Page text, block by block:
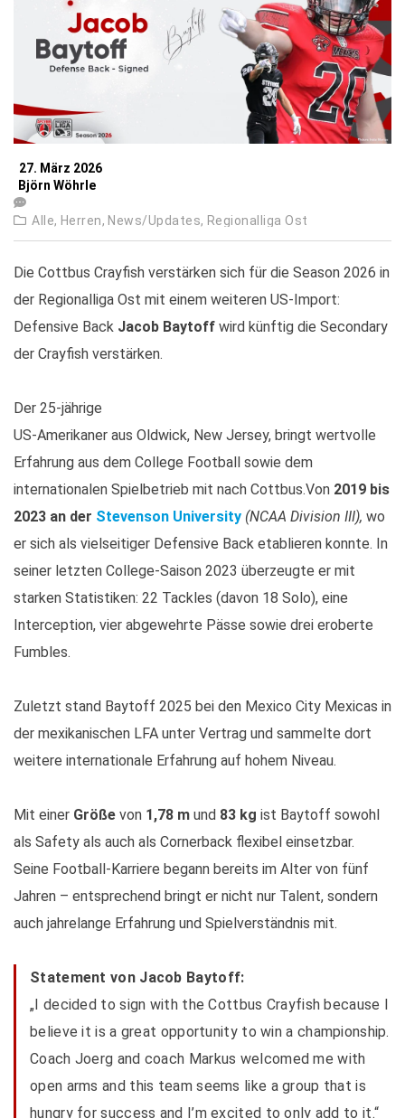
27. März 2026
Björn Wöhrle
Alle, Herren, News/Updates, Regionalliga Ost
Die Cottbus Crayfish verstärken sich für die Season 2026 in
der Regionalliga Ost mit einem weiteren US-Import:
Defensive Back Jacob Baytoff wird künftig die Secondary
der Crayfish verstärken.
Der 25-jährige
US-Amerikaner aus Oldwick, New Jersey, bringt wertvolle
Erfahrung aus dem College Football sowie dem
internationalen Spielbetrieb mit nach Cottbus.Von 2019 bis
2023 an der Stevenson University (NCAA Division III), wo
er sich als vielseitiger Defensive Back etablieren konnte. In
seiner letzten College-Saison 2023 überzeugte er mit
starken Statistiken: 22 Tackles (davon 18 Solo), eine
Interception, vier abgewehrte Pässe sowie drei eroberte
Fumbles.
Zuletzt stand Baytoff 2025 bei den Mexico City Mexicas in
der mexikanischen LFA unter Vertrag und sammelte dort
weitere internationale Erfahrung auf hohem Niveau.
Mit einer Größe von 1,78 m und 83 kg ist Baytoff sowohl
als Safety als auch als Cornerback flexibel einsetzbar.
Seine Football-Karriere begann bereits im Alter von fünf
Jahren – entsprechend bringt er nicht nur Talent, sondern
auch jahrelange Erfahrung und Spielverständnis mit.
Statement von Jacob Baytoff:
„I decided to sign with the Cottbus Crayfish because I
believe it is a great opportunity to win a championship.
Coach Joerg and coach Markus welcomed me with
open arms and this team seems like a group that is
hungry for success and I’m excited to only add to it.“